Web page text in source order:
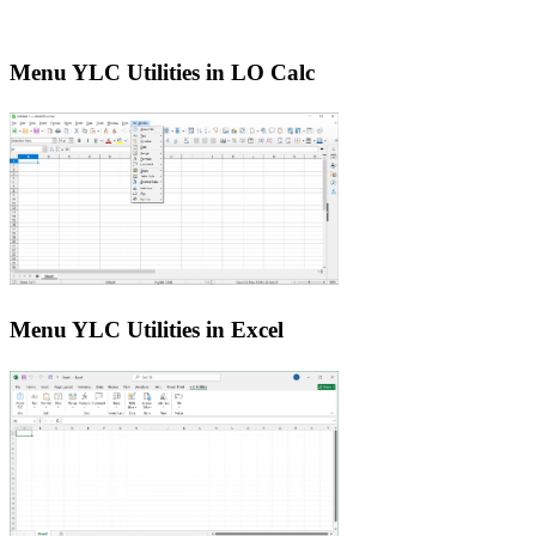
Menu YLC Utilities in LO Calc
Menu YLC Utilities in Excel